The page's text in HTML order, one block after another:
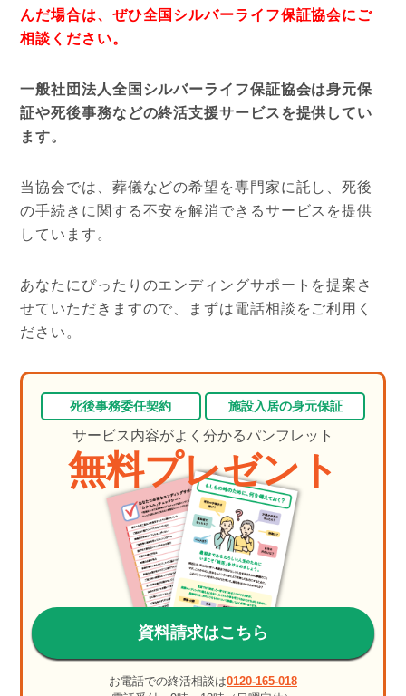
んだ場合は、ぜひ全国シルバーライフ保証協会にご
相談ください。
一般社団法人全国シルバーライフ保証協会は身元保
証や死後事務などの終活支援サービスを提供してい
ます。
当協会では、葬儀などの希望を専門家に託し、死後
の手続きに関する不安を解消できるサービスを提供
しています。
あなたにぴったりのエンディングサポートを提案さ
せていただきますので、まずは電話相談をご利用く
ださい。
死後事務委任契約 施設入居の身元保証
サービス内容がよく分かるパンフレット
無料プレゼント
資料請求はこちら
お電話での終活相談は0120-165-018